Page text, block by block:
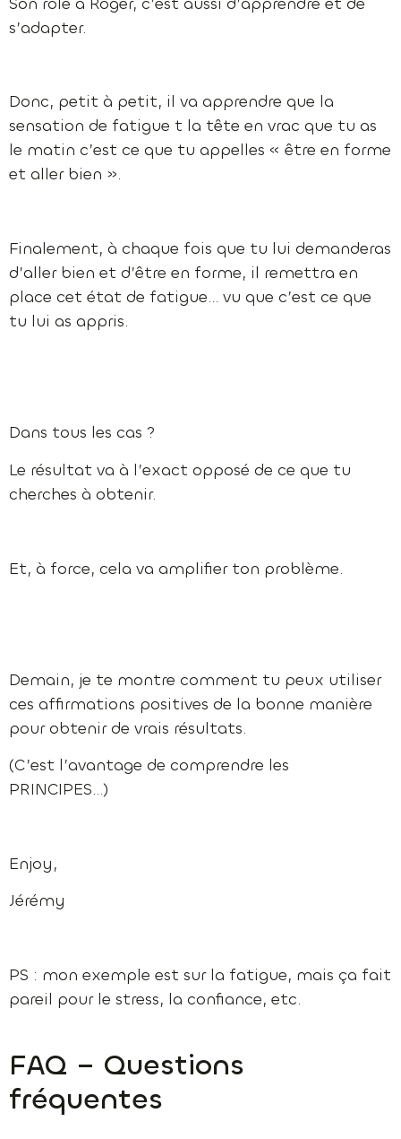
s’adapter.
Donc, petit à petit, il va apprendre que la
sensation de fatigue t la tête en vrac que tu as
le matin c’est ce que tu appelles « être en forme
et aller bien ».
Finalement, à chaque fois que tu lui demanderas
d’aller bien et d’être en forme, il remettra en
place cet état de fatigue… vu que c’est ce que
tu lui as appris.
Dans tous les cas ?
Le résultat va à l’exact opposé de ce que tu
cherches à obtenir.
Et, à force, cela va amplifier ton problème.
Demain, je te montre comment tu peux utiliser
ces affirmations positives de la bonne manière
pour obtenir de vrais résultats.
(C’est l’avantage de comprendre les
PRINCIPES…)
Enjoy,
Jérémy
PS : mon exemple est sur la fatigue, mais ça fait
pareil pour le stress, la confiance, etc.
FAQ – Questions
fréquentes